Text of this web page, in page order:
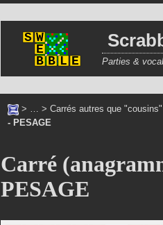
Parties &
> … > Carrés autres que "cousins"
- PESAGE
Carré
PESAGE